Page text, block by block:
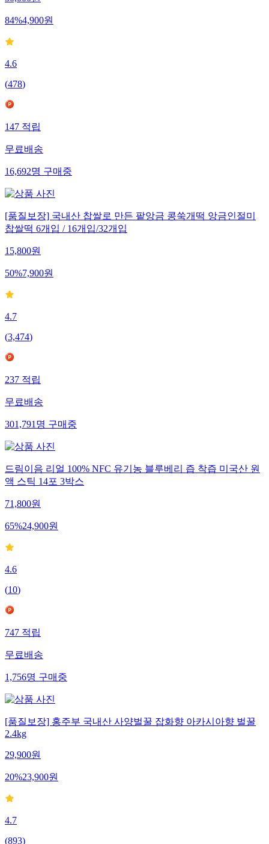
84%4,900원
4.6
(478)
147적립
무료배송
16,692명구매중
[품질보장] 국내산 찹쌀로 만든 팥앙금 콩쑥개떡 앙금인절미
찹쌀떡 6개입 / 16개입/32개입
15,800원
50%7,900원
4.7
(3,474)
237적립
무료배송
301,791명구매중
드림이음 리얼 100% NFC 유기농 블루베리 즙 착즙 미국산 원
액 스틱 14포 3박스
71,800원
65%24,900원
4.6
(10)
747적립
무료배송
1,756명구매중
[품질보장] 홍주부 국내산 사양벌꿀 잡화향 아카시아향 벌꿀
2.4kg
29,900원
20%23,900원
4.7